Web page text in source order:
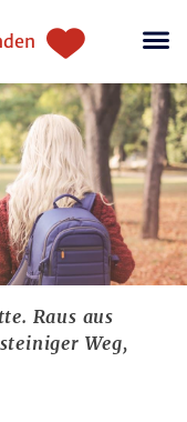
Raus aus
Weg,